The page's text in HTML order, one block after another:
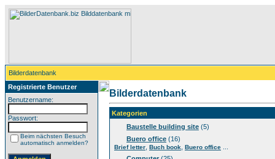
Bilderdatenbank
Registrierte Benutzer
Benutzername:
Passwort:
Beim nächsten Besuch
automatisch anmelden?
Bilderdatenbank
Kategorien
Baustelle building site (5)
Buero office (16)
Brief letter Buch book Buero office